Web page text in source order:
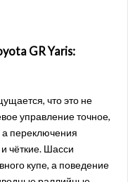
GR Yaris:
что это не
управление точное,
переключения
чёткие. Шасси
купе, а поведение